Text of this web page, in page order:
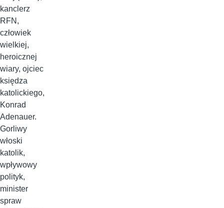
kanclerz
RFN,
człowiek
wielkiej,
heroicznej
wiary, ojciec
księdza
katolickiego,
Konrad
Adenauer.
Gorliwy
włoski
katolik,
wpływowy
polityk,
minister
spraw